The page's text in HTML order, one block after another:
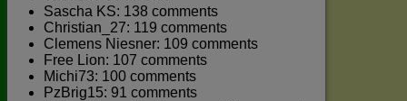
Sascha KS: 138 comments
Christian_27: 119 comments
Clemens Niesner: 109 comments
Free Lion: 107 comments
Michi73: 100 comments
PzBrig15: 91 comments